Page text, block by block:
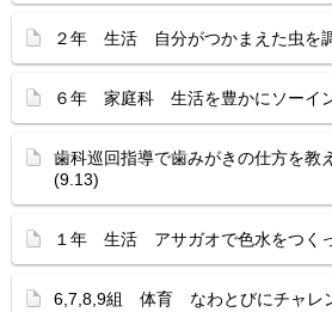
２年 生活 自分がつかまえた虫を
６年 家庭科 生活を豊かにソーイ
歯科巡回指導で歯みがきの仕方を教
(9.13)
１年 生活 アサガオで色水をつく
6,7,8,9組 体育 なわとびにチャレ